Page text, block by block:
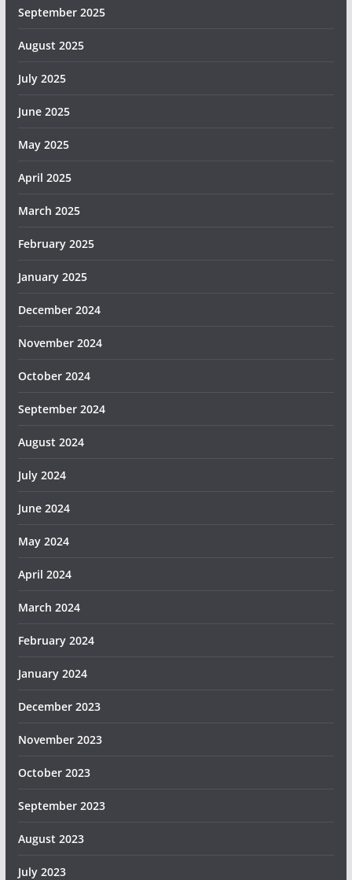
September 2025
August 2025
July 2025
June 2025
May 2025
April 2025
March 2025
February 2025
January 2025
December 2024
November 2024
October 2024
September 2024
August 2024
July 2024
June 2024
May 2024
April 2024
March 2024
February 2024
January 2024
December 2023
November 2023
October 2023
September 2023
August 2023
July 2023